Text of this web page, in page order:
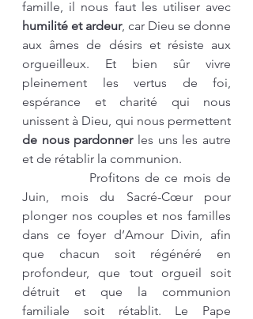
humilité et ardeur, car Dieu se donne
aux âmes de désirs et résiste aux
orgueilleux. Et bien sûr vivre
pleinement les vertus de foi,
espérance et charité qui nous
de nous pardonner les uns les autre
et de rétablir la communion.
Juin, mois du Sacré-Cœur pour
plonger nos couples et nos familles
dans ce foyer d’Amour Divin, afin
que chacun soit régénéré en
profondeur, que tout orgueil soit
détruit et que la communion
familiale soit rétablit. Le Pape